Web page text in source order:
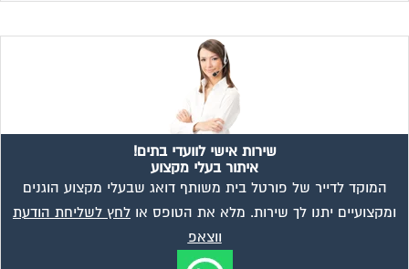
שירות אישי לוועדי בתים!
איתור בעלי מקצוע
המוקד לדייר של פורטל בית משותף דואג שבעלי מקצוע הוגנים
ומקצועיים יתנו לך שירות. מלא את הטופס אולחץ לשליחת הודעת
ווצאפ